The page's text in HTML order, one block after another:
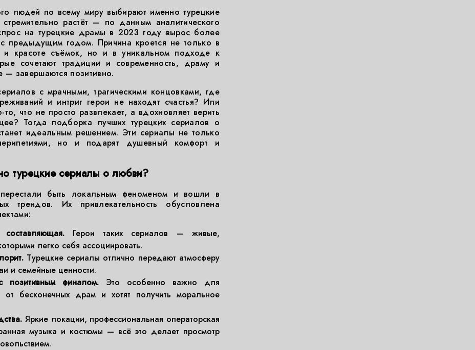
людей по всему миру выбирают именно турецкие
растёт — по данным аналитического
на турецкие драмы в 2023 году вырос более
предыдущим годом. Причина кроется не только в
и красоте съёмок, но и в уникальном подходе к
сочетают традиции и современность, драму и
— завершаются позитивно.
с мрачными, трагическими концовками, где
и интриг герои не находят счастья? Или
то, что не просто развлекает, а вдохновляет верить
Тогда подборка лучших турецких сериалов о
идеальным решением. Эти сериалы не только
но и подарят душевный комфорт и
турецкие сериалы о любви?
быть локальным феноменом и вошли в
трендов. Их привлекательность обусловлена
Герои таких сериалов — живые,
легко себя ассоциировать.
Турецкие сериалы отлично передают атмосферу
и семейные ценности.
позитивным финалом. Это особенно важно для
от бесконечных драм и хотят получить моральное
Яркие локации, профессиональная операторская
музыка и костюмы — всё это делает просмотр